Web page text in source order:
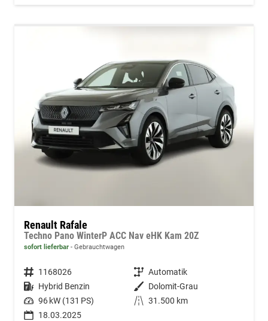
Renault Rafale
Techno Pano WinterP ACC Nav eHK Kam 20Z
sofort lieferbar Gebrauchtwagen
Fahrzeugnummer 1168026 Getriebe Automatik
Kraftstoff Hybrid Benzin Außenfarbe Dolomit-Grau
Leistung 96 kW (131 PS) Kilometerstand 31.500 km
18.03.2025